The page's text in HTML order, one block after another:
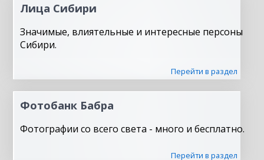
Лица Сибири
Значимые, влиятельные и интересные персоны
Сибири.
Перейти в раздел
Фотобанк Бабра
Фотографии со всего света - много и бесплатно.
Перейти в раздел